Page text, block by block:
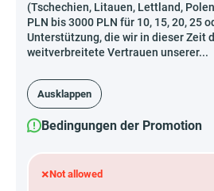
(Tschechien, Litauen, Lettland,
PLN bis 3000 PLN für 10, 15, 20, 25
Unterstützung, die wir in dieser Zeit
weitverbreitete Vertrauen unserer...
Ausklappen
Bedingungen der Promotion
×Not allowed